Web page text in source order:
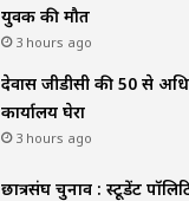
युवक की मौत
3 hours ago
देवास जीडीसी की 50 से
कार्यालय घेरा
3 hours ago
छात्रसंघ चुनाव : स्टूडेंट